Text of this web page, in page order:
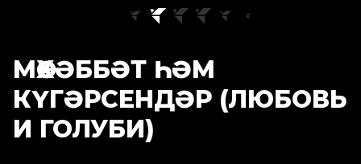
МӨХӘББӘТ ҺӘМ
КҮГӘРСЕНДӘР (ЛЮБОВЬ
И ГОЛУБИ)